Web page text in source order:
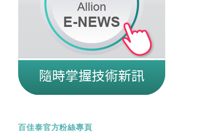
百佳泰官方粉絲專頁